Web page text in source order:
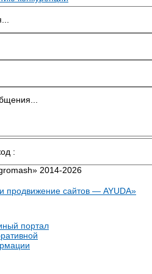
2014-2026
продвижение сайтов — AYUDA»